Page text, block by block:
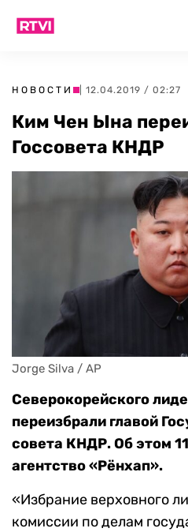
НОВОСТИ | 12.04.2019 / 02:27
Ким Чен Ына
Госсовета КНДР
Jorge Silva / AP
Северокорейского
переизбрали главой
совета КНДР. Об этом
агентство «Рёнхап».
«Избрание верховного
комиссии по делам